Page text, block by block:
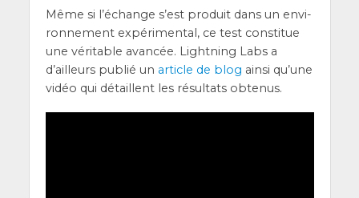
Même si l’é­change s’est pro­duit dans un envi­
ron­ne­ment expé­ri­men­tal, ce test consti­tue
une véri­table avan­cée. Light­ning Labs a
d’ailleurs publié un article de blog ain­si qu’une
vidéo qui détaillent les résul­tats obtenus.